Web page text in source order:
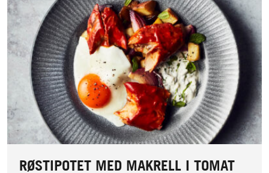
RØSTIPOTET MED MAKRELL I TOMAT